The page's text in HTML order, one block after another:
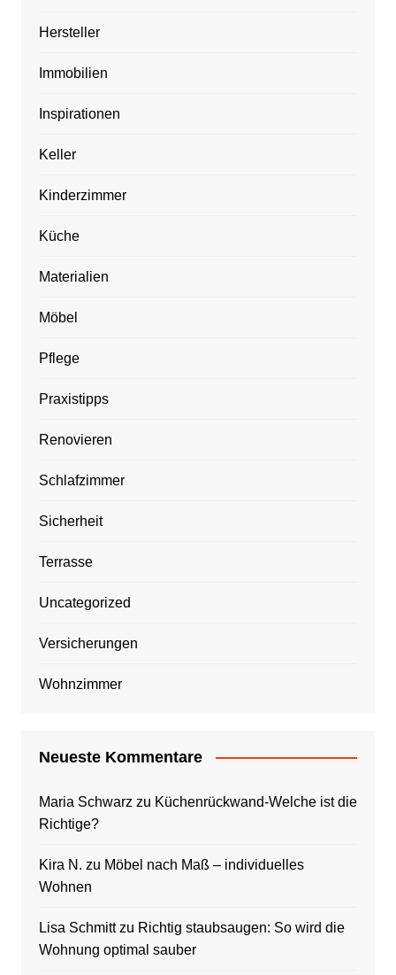
Hersteller
Immobilien
Inspirationen
Keller
Kinderzimmer
Küche
Materialien
Möbel
Pflege
Praxistipps
Renovieren
Schlafzimmer
Sicherheit
Terrasse
Uncategorized
Versicherungen
Wohnzimmer
Neueste Kommentare
Maria Schwarz zu Küchenrückwand-Welche ist die
Richtige?
Kira N. zu Möbel nach Maß – individuelles
Wohnen
Lisa Schmittzu Richtig staubsaugen: So wird die
Wohnung optimal sauber